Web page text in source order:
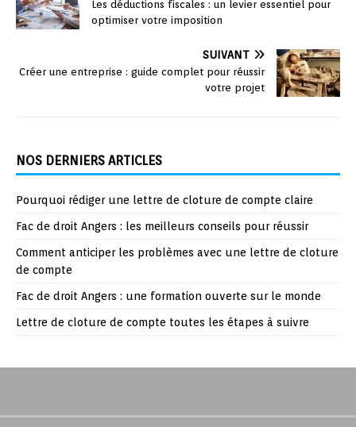
Les déductions fiscales : un levier essentiel pour
optimiser votre imposition
SUIVANT
Créer une entreprise : guide complet pour réussir
votre projet
NOS DERNIERS ARTICLES
Pourquoi rédiger une lettre de cloture de compte claire
Fac de droit Angers : les meilleurs conseils pour réussir
Comment anticiper les problèmes avec une lettre de cloture
de compte
Fac de droit Angers : une formation ouverte sur le monde
Lettre de cloture de compte toutes les étapes à suivre